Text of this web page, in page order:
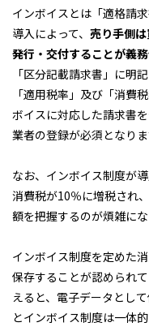
インボイスとは「適格請
導入によって、 売り手側
発行・交付することが義
「区分記載請求書」に明
「適用税率」及び「消費
ボイスに対応した請求書
業者の登録が必須となりま
なお、インボイス制度が
消費税が10％に増税され
額を把握するのが煩雑に
インボイス制度を定めた
保存することが認められ
えると、電子データとし
とインボイス制度は一体的